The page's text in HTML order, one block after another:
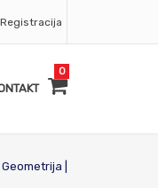
Registracija
0
|